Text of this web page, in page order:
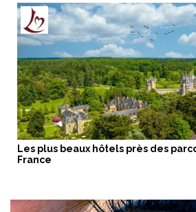
Les plus beaux hôtels près des
France